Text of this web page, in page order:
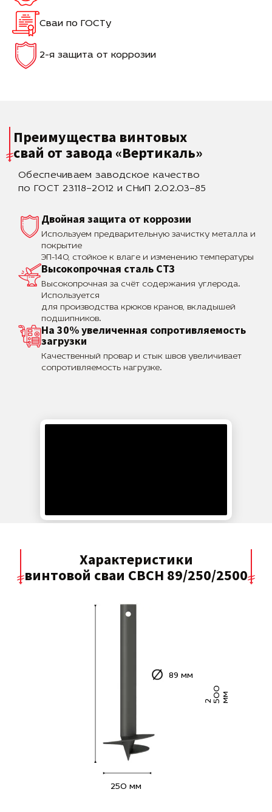
Сваи по ГОСТу
2-я защита от коррозии
Преимущества винтовых
свай от завода «Вертикаль»
Обеспечиваем заводское качество
по ГОСТ 23118–2012 и СНиП 2.02.03–85
Двойная защита от коррозии
Используем предварительную зачистку металла и
покрытие
ЭП-140, стойкое к влаге и изменению температуры
Высокопрочная сталь СТЗ
Высокопрочная за счёт содержания углерода.
Используется
для производства крюков кранов, вкладышей
подшипников.
На 30% увеличенная сопротивляемость
загрузки
Качественный провар и стык швов увеличивает
сопротивляемость нагрузке.
Характеристики
винтовой сваи СВСН 89/250/2500
2 5 0
0
м м
250 мм
89 мм